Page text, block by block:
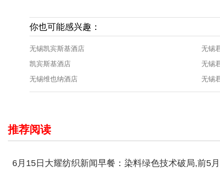
你也可能感兴趣：
无锡凯宾斯基酒店
凯宾斯基酒店
无锡维也纳酒店
无锡
无锡
无锡
推荐阅读
6月15日大耀纺织新闻早餐：染料绿色技术破局,前5